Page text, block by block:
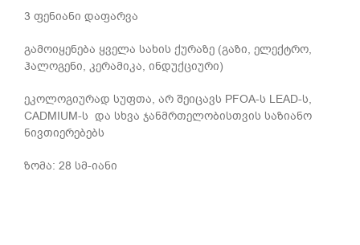
3 ფენიანი დაფარვა
გამოიყენება ყველა სახის ქურაზე (გაზი, ელექტრო,
ჰალოგენი, კერამიკა, ინდუქციური)
ეკოლოგიურად სუფთა, არ შეიცავს PFOA-ს LEAD-ს,
CADMIUM-ს და სხვა ჯანმრთელობისთვის საზიანო
ნივთიერებებს
ზომა: 28 სმ-იანი